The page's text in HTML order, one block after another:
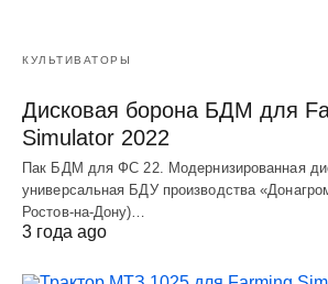
КУЛЬТИВАТОРЫ
Дисковая борона БДМ для
Simulator 2022
Пак БДМ для ФС 22. Модернизированная
универсальная БДУ производства
Ростов-на-Дону)…
3 года ago